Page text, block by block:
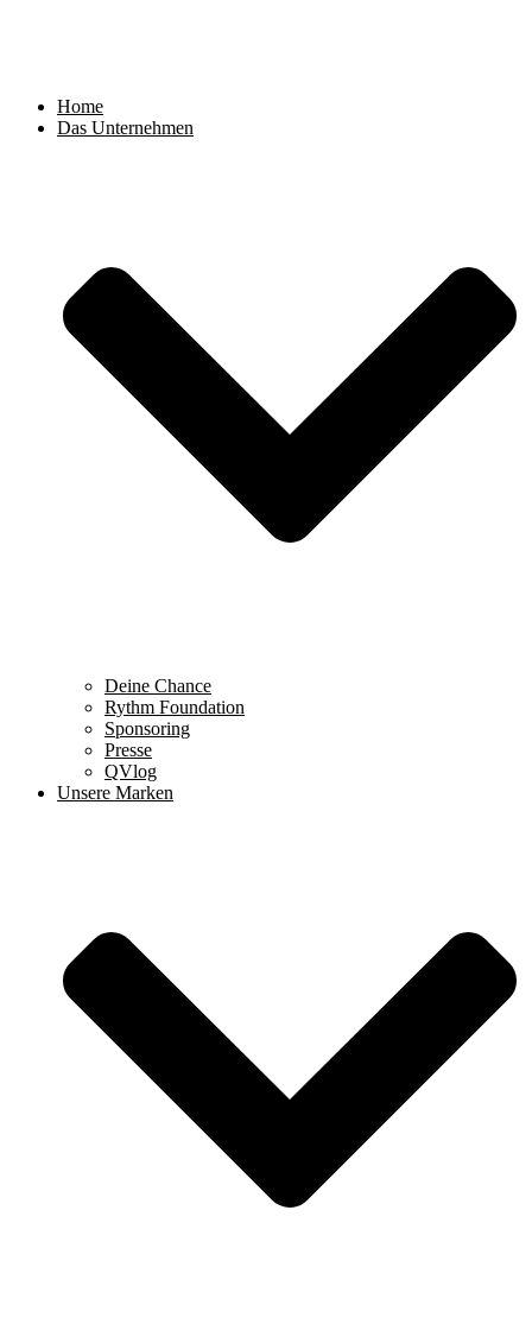
Home
Das Unternehmen
Deine Chance
Rythm Foundation
Sponsoring
Presse
QVlog
Unsere Marken